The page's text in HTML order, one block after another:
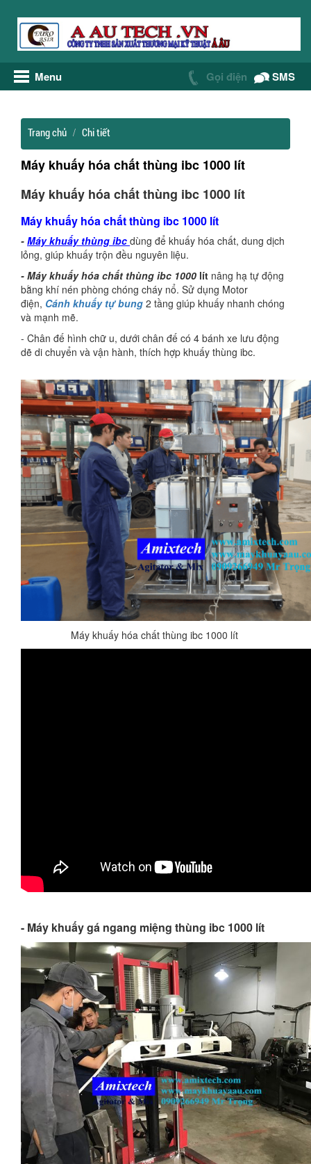
Menu Gọi điện SMS
Trang chủ Chi tiết
Máy khuấy hóa chất thùng ibc 1000 lít
Máy khuấy hóa chất thùng ibc 1000 lít
Máy khuấy hóa chất thùng ibc 1000 lít
- Máy khuấy thùng ibc dùng để khuấy hóa chất, dung dịch
lỏng, giúp khuấy trộn đều nguyên liệu.
- Máy khuấy hóa chất thùng ibc 1000 lít nâng hạ tự động
bằng khí nén phòng chóng cháy nổ. Sử dụng Motor
điện, Cánh khuấy tự bung 2 tầng giúp khuấy nhanh chóng
và mạnh mẽ.
- Chân đế hình chữ u, dưới chân đế có 4 bánh xe lưu động
dẽ di chuyển và vận hành, thích hợp khuấy thùng ibc.
Máy khuấy hóa chất thùng ibc 1000 lít
- Máy khuấy gá ngang miệng thùng ibc 1000 lít